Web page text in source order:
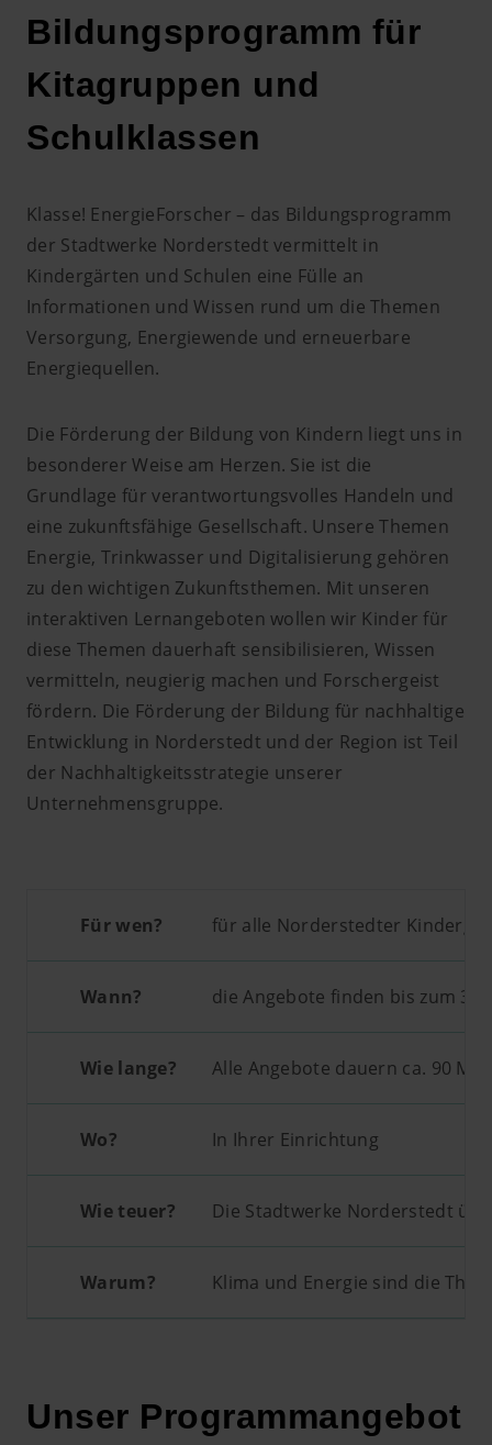
Bildungsprogramm für
Kitagruppen und
Schulklassen
Klasse! EnergieForscher – das Bildungsprogramm
der Stadtwerke Norderstedt vermittelt in
Kindergärten und Schulen eine Fülle an
Informationen und Wissen rund um die Themen
Versorgung, Energiewende und erneuerbare
Energiequellen.
Die Förderung der Bildung von Kindern liegt uns in
besonderer Weise am Herzen. Sie ist die
Grundlage für verantwortungsvolles Handeln und
eine zukunftsfähige Gesellschaft. Unsere Themen
Energie, Trinkwasser und Digitalisierung gehören
zu den wichtigen Zukunftsthemen. Mit unseren
interaktiven Lernangeboten wollen wir Kinder für
diese Themen dauerhaft sensibilisieren, Wissen
vermitteln, neugierig machen und Forschergeist
fördern. Die Förderung der Bildung für nachhaltige
Entwicklung in Norderstedt und der Region ist Teil
der Nachhaltigkeitsstrategie unserer
Unternehmensgruppe.
Für wen? für alle Norderstedter
Wann? die Angebote finden bis zum
Wie lange? Alle Angebote dauern ca. 90
Wo? In Ihrer Einrichtung
Wie teuer? Die Stadtwerke Norderstedt
Warum? Klima und Energie sind die
Unser Programmangebot